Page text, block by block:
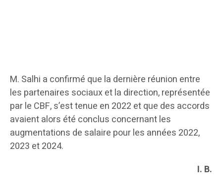
M. Salhi a confirmé que la dernière réunion entre
les partenaires sociaux et la direction, représentée
par le CBF, s’est tenue en 2022 et que des accords
avaient alors été conclus concernant les
augmentations de salaire pour les années 2022,
2023 et 2024.
I. B.